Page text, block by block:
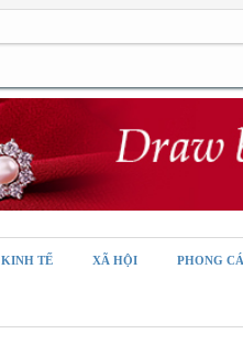
KINH TẾ XÃ HỘI PHONG